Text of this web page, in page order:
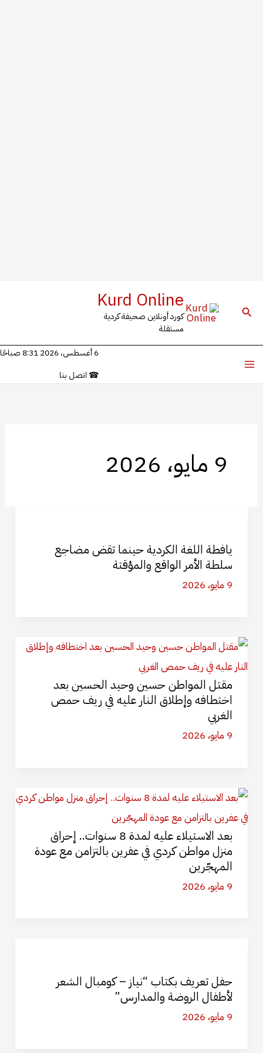
البحث Kurd Online
كورد أونلاين صحيفة كردية
مستقلة
6 أغسطس، 2026 8:31 صباحًا
☎ اتصل بنا
9 مايو، 2026
يافطة اللغة الكردية حينما تقض مضاجع
سلطة الأمر الواقع والمؤقتة
9 مايو، 2026
مقتل المواطن حسين وحيد الحسين بعد
اختطافه وإطلاق النار عليه في ريف حمص
الغربي
9 مايو، 2026
بعد الاستيلاء عليه لمدة 8 سنوات.. إحراق
منزل مواطن كردي في عفرين بالتزامن مع عودة
المهجّرين
9 مايو، 2026
حفل تعريف بكتاب “نياز – كومبال الشعر
لأطفال الروضة والمدارس”
9 مايو، 2026